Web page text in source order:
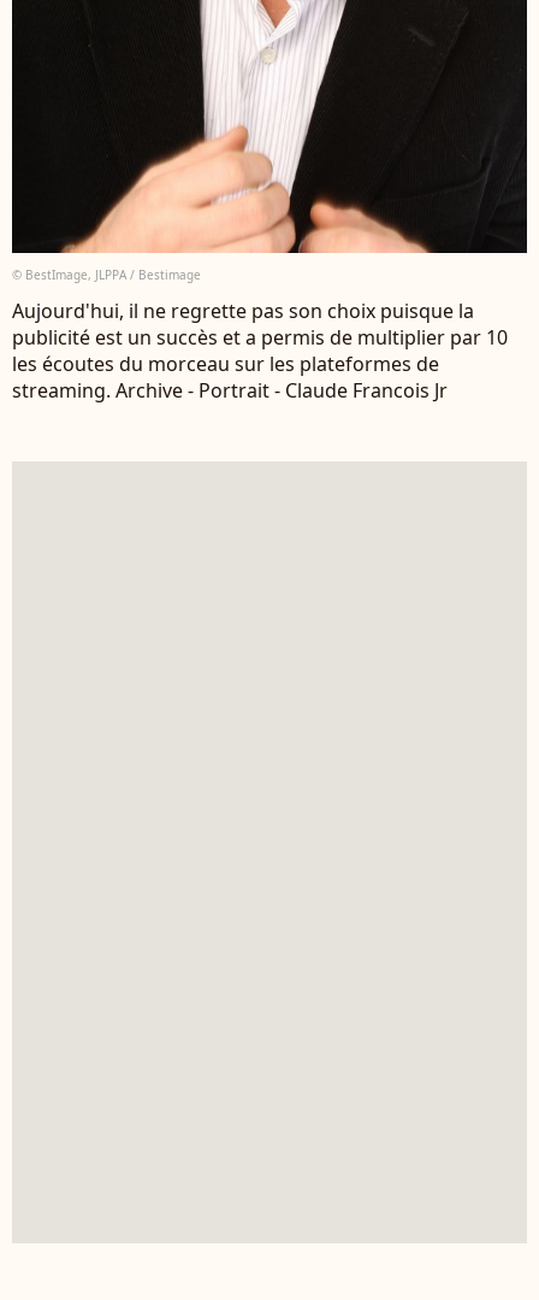
© BestImage, JLPPA / Bestimage
Aujourd'hui, il ne regrette pas son choix puisque la
publicité est un succès et a permis de multiplier par 10
les écoutes du morceau sur les plateformes de
streaming. Archive - Portrait - Claude Francois Jr